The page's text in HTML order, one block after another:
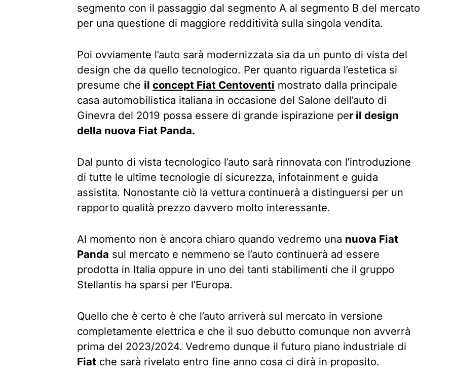
segmento con il passaggio dal segmento A al segmento B del mercato
per una questione di maggiore redditività sulla singola vendita.
Poi ovviamente l’auto sarà modernizzata sia da un punto di vista del
design che da quello tecnologico. Per quanto riguarda l’estetica si
presume che il concept Fiat Centoventi mostrato dalla principale
casa automobilistica italiana in occasione del Salone dell’auto di
Ginevra del 2019 possa essere di grande ispirazione per il design
della nuova Fiat Panda.
Dal punto di vista tecnologico l’auto sarà rinnovata con l’introduzione
di tutte le ultime tecnologie di sicurezza, infotainment e guida
assistita. Nonostante ciò la vettura continuerà a distinguersi per un
rapporto qualità prezzo davvero molto interessante.
Al momento non è ancora chiaro quando vedremo una nuova Fiat
Panda sul mercato e nemmeno se l’auto continuerà ad essere
prodotta in Italia oppure in uno dei tanti stabilimenti che il gruppo
Stellantis ha sparsi per l’Europa.
Quello che è certo è che l’auto arriverà sul mercato in versione
completamente elettrica e che il suo debutto comunque non avverrà
prima del 2023/2024. Vedremo dunque il futuro piano industriale di
Fiat che sarà rivelato entro fine anno cosa ci dirà in proposito.